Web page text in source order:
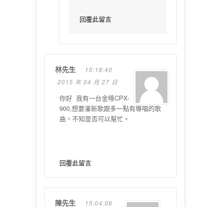
回覆此留言
林先生
15:18:40
2015 年 04 月 27 日
你好 我有一台金嗓CPX-
900,想要灌新歌跟多一點有導唱的歌
曲，不知是否可以幫忙。
回覆此留言
陳先生
15:04:06